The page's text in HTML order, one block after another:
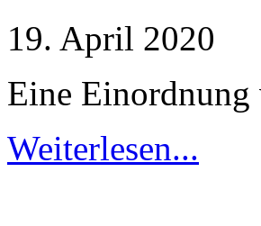
19. April 2020
Eine Einordnung
Weiterlesen...